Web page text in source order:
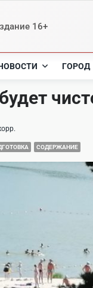
16+
ГОРОД
СОДЕРЖАНИЕ